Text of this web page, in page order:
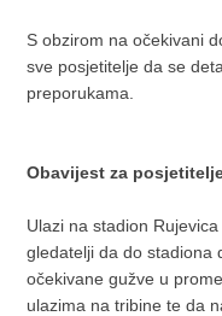
S obzirom na očekivani
sve posjetitelje da se
preporukama.
Obavijest za
Ulazi na stadion
gledatelji da do stadiona
očekivane gužve u
ulazima na tribine te da